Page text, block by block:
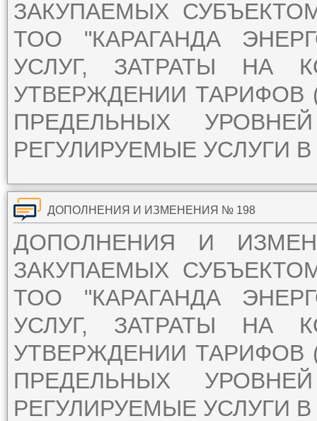
ЗАКУПАЕМЫХ
ТОО "КАРАГАНДА
УСЛУГ, ЗАТРАТЫ НА
УТВЕРЖДЕНИИ ТАРИФОВ
ПРЕДЕЛЬНЫХ
РЕГУЛИРУЕМЫЕ УСЛУГИ В
ДОПОЛНЕНИЯ И ИЗМЕНЕНИЯ № 198
ДОПОЛНЕНИЯ И
ЗАКУПАЕМЫХ
ТОО "КАРАГАНДА
УСЛУГ, ЗАТРАТЫ НА
УТВЕРЖДЕНИИ ТАРИФОВ
ПРЕДЕЛЬНЫХ
РЕГУЛИРУЕМЫЕ УСЛУГИ В